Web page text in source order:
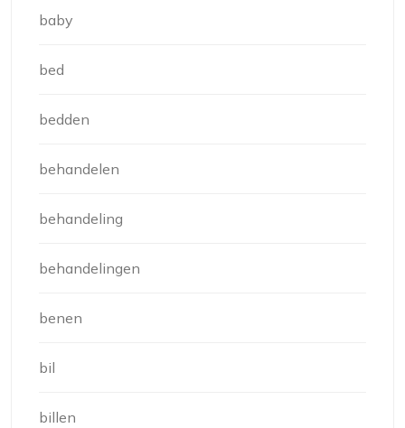
baby
bed
bedden
behandelen
behandeling
behandelingen
benen
bil
billen